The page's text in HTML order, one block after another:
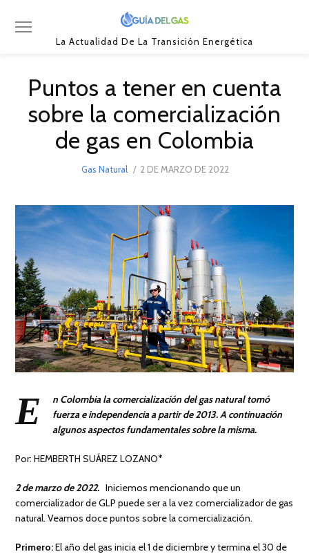
La Actualidad De La Transición Energética
Puntos a tener en cuenta
sobre la comercialización
de gas en Colombia
Gas Natural
POSTED
2 DE MARZO DE 2022
DE
E
n Colombia la comercialización del gas natural tomó
fuerza e independencia a partir de 2013. A continuación
algunos aspectos fundamentales sobre la misma.
Por: HEMBERTH SUÁREZ LOZANO*
2 de marzo de 2022. Iniciemos mencionando que un
comercializador de GLP puede ser a la vez comercializador de gas
natural. Veamos doce puntos sobre la comercialización.
Primero:El año del gas inicia el 1 de diciembre y termina el 30 de